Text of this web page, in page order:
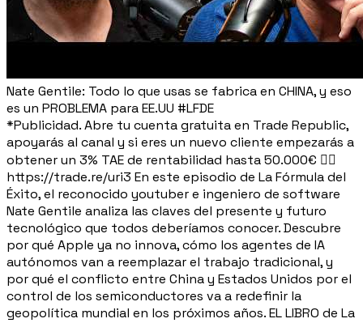
Nate Gentile: Todo lo que usas se fabrica en CHINA, y eso
es un PROBLEMA para EE.UU #LFDE
*Publicidad. Abre tu cuenta gratuita en Trade Republic,
apoyarás al canal y si eres un nuevo cliente empezarás a
obtener un 3% TAE de rentabilidad hasta 50.000€ 👉🏼
https://trade.re/uri3 En este episodio de La Fórmula del
Éxito, el reconocido youtuber e ingeniero de software
Nate Gentile analiza las claves del presente y futuro
tecnológico que todos deberíamos conocer. Descubre
por qué Apple ya no innova, cómo los agentes de IA
autónomos van a reemplazar el trabajo tradicional, y
por qué el conflicto entre China y Estados Unidos por el
control de los semiconductores va a redefinir la
geopolítica mundial en los próximos años. EL LIBRO de La